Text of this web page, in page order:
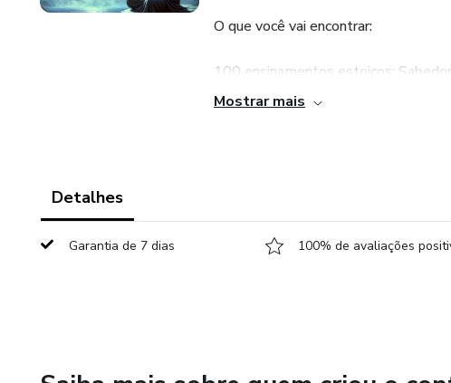
O que você vai encontrar:
100 ensinamentos estoicos:
Epicteto.
promovendo mudanças reais no
Mostrar mais
Detalhes
Garantia de 7 dias 100% de avaliações